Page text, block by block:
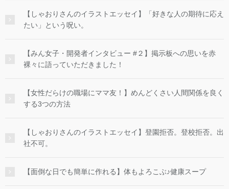
【しゃおりさんのイラストエッセイ】「好きな人の期待に応え
たい」という呪い。
【みん女子・開発者インタビュー #２】掲示板への思いを赤
裸々に語っていただきました！
【女性だらけの職場にママ友！】めんどくさい人間関係を良く
する3つの方法
【しゃおりさんのイラストエッセイ】登園拒否。登校拒否。出
社不可。
【面倒な日でも簡単に作れる】体もよろこぶ♪健康スープ